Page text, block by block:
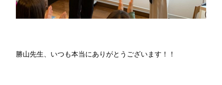
勝山先生、いつも本当にありがとうございます！！